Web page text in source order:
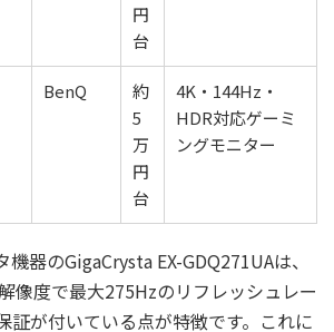
円
台
BenQ
約
5
万
円
台
4K・144Hz・
HDR対応ゲーミ
ングモニター
器のGigaCrysta EX-GDQ271UAは、
像度で最大275Hzのリフレッシュレー
証が付いている点が特徴です。これに